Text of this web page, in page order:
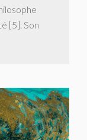
[5]. Son